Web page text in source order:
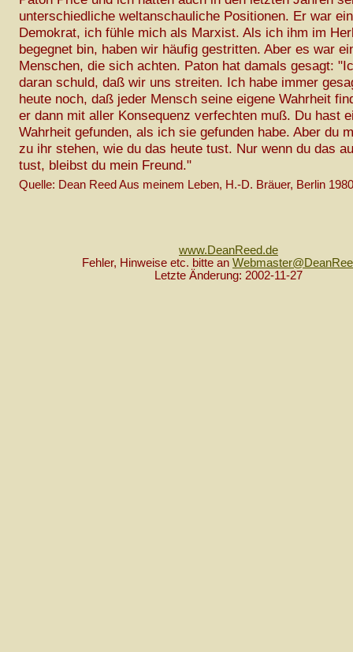
unterschiedliche weltanschauliche Positionen. Er war
Demokrat, ich fühle mich als Marxist. Als ich ihm im
begegnet bin, haben wir häufig gestritten. Aber es war
Menschen, die sich achten. Paton hat damals gesagt:
daran schuld, daß wir uns streiten. Ich habe immer
heute noch, daß jeder Mensch seine eigene Wahrheit
er dann mit aller Konsequenz verfechten muß. Du hast
Wahrheit gefunden, als ich sie gefunden habe. Aber du
zu ihr stehen, wie du das heute tust. Nur wenn du das
tust, bleibst du mein Freund."
Quelle: Dean Reed Aus meinem Leben, H.-D. Bräuer, Berlin
www.DeanReed.de
Fehler, Hinweise etc. bitte an
Letzte Änderung: 2002-11-27